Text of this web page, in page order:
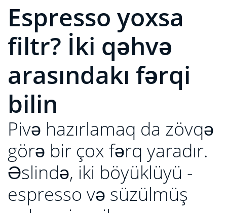
Espresso yoxsa
filtr? İki qəhvə
arasındakı fərqi
bilin
Pivə hazırlamaq da zövqə
görə bir çox fərq yaradır.
Əslində, iki böyüklüyü -
espresso və süzülmüş